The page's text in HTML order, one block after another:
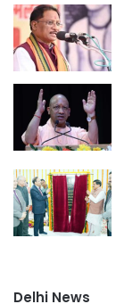
Delhi News